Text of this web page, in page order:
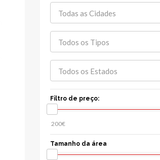
Todas as Cidades
Todos os Tipos
Todos os Estados
Filtro de preço:
Tamanho da área